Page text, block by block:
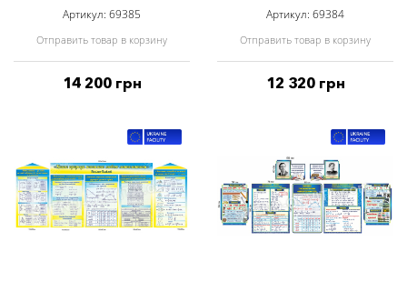
Артикул: 69385
Отправить товар в корзину
14 200 грн
Артикул: 69384
Отправить товар в корзину
12 320 грн